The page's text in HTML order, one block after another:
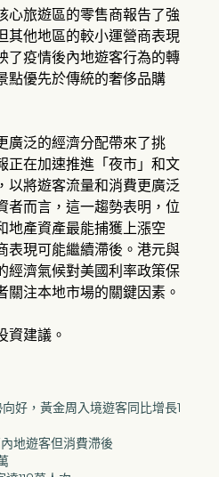
心旅遊區的零售商報告了強
其他地區的較小運營商表現
了疫情後內地遊客行為的轉
點優先於傳統的奢侈品購
廣泛的經濟分配帶來了挑
正在加速推進「夜市」和文
以將遊客流量和消費更廣泛
者而言，這一趨勢表明，位
地產資產最能捕獲上漲空
表現可能繼續滯後。港元與
經濟氣候對美國利率政策保
注本地市場的關鍵因素。
資建議。
好，黃金周入境遊客同比增長1
地遊客但消費滯後